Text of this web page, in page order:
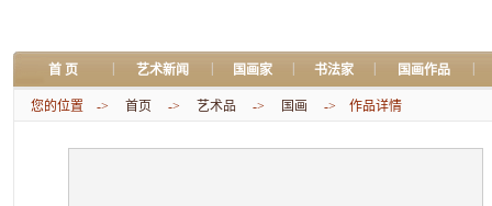
首 页 艺术新闻 国画家 书法家 国画作品
您的位置 -> 首页 -> 艺术品 -> 国画 -> 作品详情